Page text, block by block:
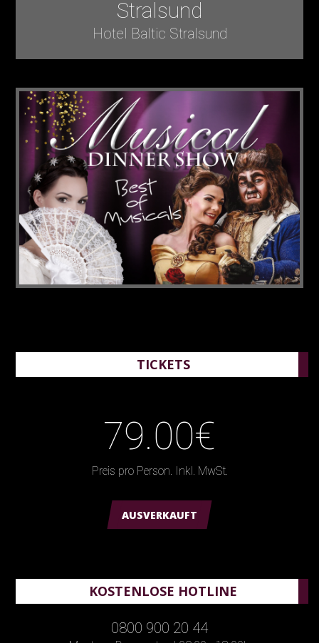
Stralsund
Hotel Baltic Stralsund
TICKETS
79.00€
Preis pro Person. Inkl. MwSt.
AUSVERKAUFT
KOSTENLOSE HOTLINE
0800 900 20 44